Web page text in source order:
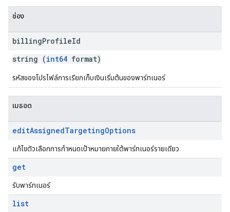
ช่อง
billingProfileId
string (int64 format)
รหัสของโปรไฟล์การเรียกเก็บเงินเริ่มต้นของพาร์ทเนอร์
เมธอด
editAssignedTargetingOptions
แก้ไขตัวเลือกการกำหนดเป้าหมายภายใต้พาร์ทเนอร์รายเดียว
get
รับพาร์ทเนอร์
list